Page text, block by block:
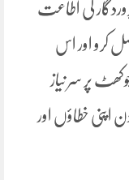
کی اطاعت
کرو اور اس
پر سر نیاز
اپنی خطاؤں اور